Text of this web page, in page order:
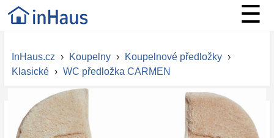
☰
InHaus.cz › Koupelny › Koupelnové předložky ›
Klasické › WC předložka CARMEN